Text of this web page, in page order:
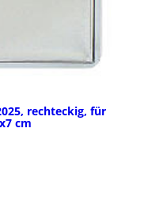
rechteckig, für
cm